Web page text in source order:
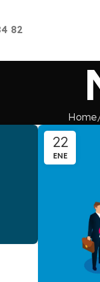
82
Home
22
ENE